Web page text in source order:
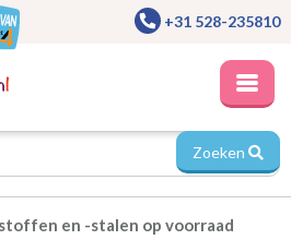
+31 528-235810
Zoeken
verduisterend leverbaar